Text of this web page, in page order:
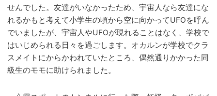
せんでした。友達がいなかったため、宇宙人なら友達にな
れるかもと考えて小学生の頃から空に向かってUFOを呼ん
でいましたが、宇宙人やUFOが現れることはなく、学校で
はいじめられる日々を過ごします。オカルンが学校でクラ
スメイトにからかわれていたところ、偶然通りかかった同
級生のモモに助けられました。